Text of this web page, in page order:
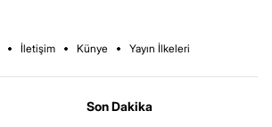
İletişim Künye Yayın İlkeleri
Son Dakika